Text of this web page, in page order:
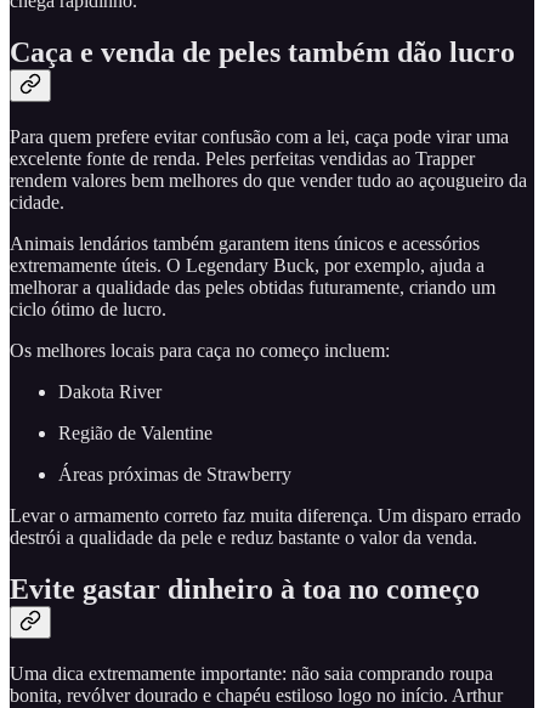
Caça e venda de peles também dão lucro
Para quem prefere evitar confusão com a lei, caça pode virar uma
excelente fonte de renda. Peles perfeitas vendidas ao Trapper
rendem valores bem melhores do que vender tudo ao açougueiro da
cidade.
Animais lendários também garantem itens únicos e acessórios
extremamente úteis. O Legendary Buck, por exemplo, ajuda a
melhorar a qualidade das peles obtidas futuramente, criando um
ciclo ótimo de lucro.
Os melhores locais para caça no começo incluem:
Dakota River
Região de Valentine
Áreas próximas de Strawberry
Levar o armamento correto faz muita diferença. Um disparo errado
destrói a qualidade da pele e reduz bastante o valor da venda.
Evite gastar dinheiro à toa no começo
Uma dica extremamente importante: não saia comprando roupa
bonita, revólver dourado e chapéu estiloso logo no início. Arthur